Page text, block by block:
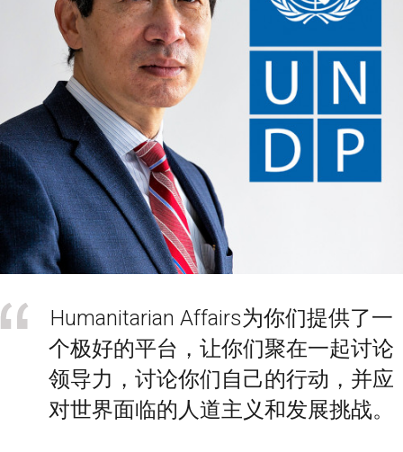
Humanitarian Affairs为你们提供了一
个极好的平台，让你们聚在一起讨论
领导力，讨论你们自己的行动，并应
对世界面临的人道主义和发展挑战。